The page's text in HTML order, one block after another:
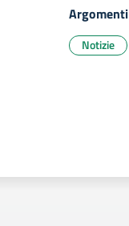
Argomenti
Notizie